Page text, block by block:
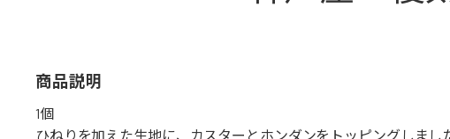
商品説明
1個
ひねりを加えた生地に、カスターとホンダンをトッピングしまし